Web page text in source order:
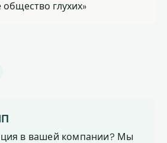
общество глухих»
в вашей компании? Мы